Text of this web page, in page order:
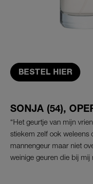
BESTEL HIER
SONJA (54),
“Het geurtje van mijn
stiekem zelf ook weleens
mannengeur maar niet
weinige geuren die bij mij